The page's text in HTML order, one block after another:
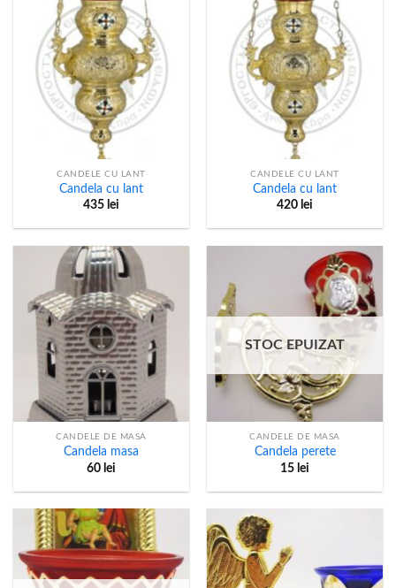
CANDELE CU LANT
Candela cu lant
435 lei
CANDELE CU LANT
Candela cu lant
420 lei
CANDELE DE MASA
Candela masa
60 lei
STOC EPUIZAT
CANDELE DE MASA
Candela perete
15 lei